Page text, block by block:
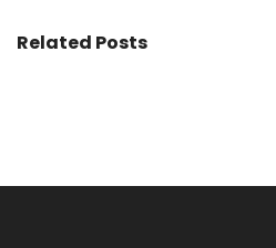
Related Posts